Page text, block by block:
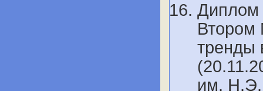
Диплом
Втором
тренды
им. Н.Э.